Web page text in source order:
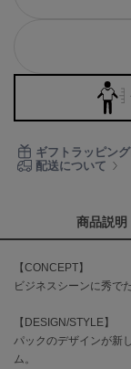
Calvin Klein
CELFORD
セロン
Clarks Premium
クラークス
CODE A
コードエー
ギフトラッピン
配送について
商品説明
【CONCEPT】
ビジネスシーンに秀で
【DESIGN/STYLE】
パックのデザインが新
ム。